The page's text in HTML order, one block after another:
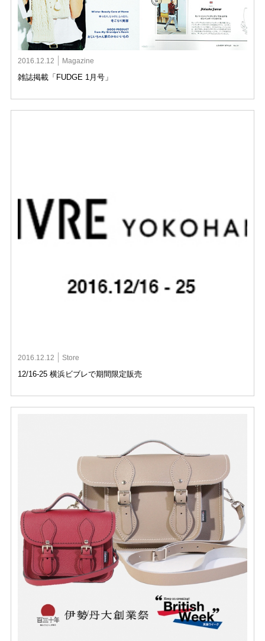
2016.12.12 Magazine
雑誌掲載「FUDGE 1月号」
2016.12.12 Store
12/16-25 横浜ビブレで期間限定販売